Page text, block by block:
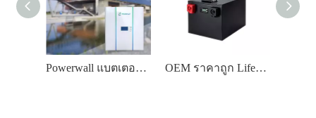
Powerwall แบตเตอรี่ลิเธียม OEM 48V อายุการใช้งานยาวนาน OEM ราคาถูก Lifepo4 24v แบตเตอรี่ 150ah แบตเตอรี่อัตโนมัติ